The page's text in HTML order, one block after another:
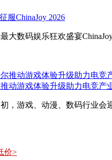
服ChinaJoy 2026
大数码娱乐狂欢盛宴
动游戏体验升级助力电竞产
初，游戏、动漫、数码行业
价>